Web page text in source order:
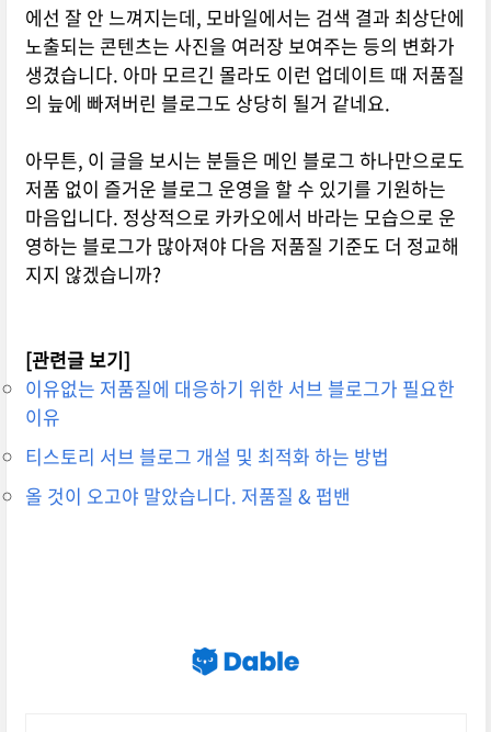
에선 잘 안 느껴지는데, 모바일에서는 검색 결과 최상단에
노출되는 콘텐츠는 사진을 여러장 보여주는 등의 변화가
생겼습니다. 아마 모르긴 몰라도 이런 업데이트 때 저품질
의 늪에 빠져버린 블로그도 상당히 될거 같네요.
아무튼, 이 글을 보시는 분들은 메인 블로그 하나만으로도
저품 없이 즐거운 블로그 운영을 할 수 있기를 기원하는
마음입니다. 정상적으로 카카오에서 바라는 모습으로 운
영하는 블로그가 많아져야 다음 저품질 기준도 더 정교해
지지 않겠습니까?
[관련글 보기]
이유없는 저품질에 대응하기 위한 서브 블로그가 필요한
이유
티스토리 서브 블로그 개설 및 최적화 하는 방법
올 것이 오고야 말았습니다. 저품질 & 펍밴